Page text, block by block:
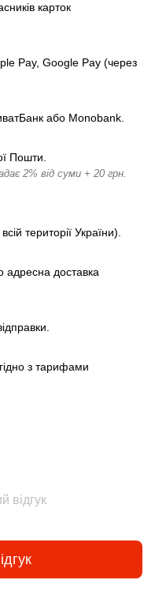
карток
Pay, Google Pay (через
або Monobank.
Пошти.
2% від суми + 20 грн.
території України).
адресна доставка
з тарифами
відгук